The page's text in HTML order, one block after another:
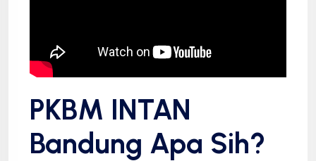
PKBM INTAN
Bandung Apa Sih?